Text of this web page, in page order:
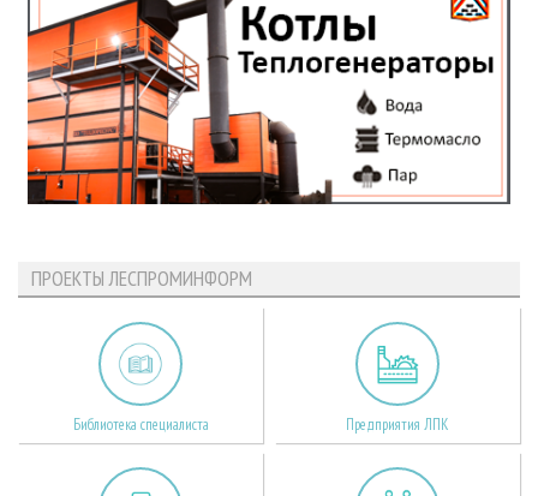
ПРОЕКТЫ ЛЕСПРОМИНФОРМ
Библиотека специалиста Предприятия ЛПК